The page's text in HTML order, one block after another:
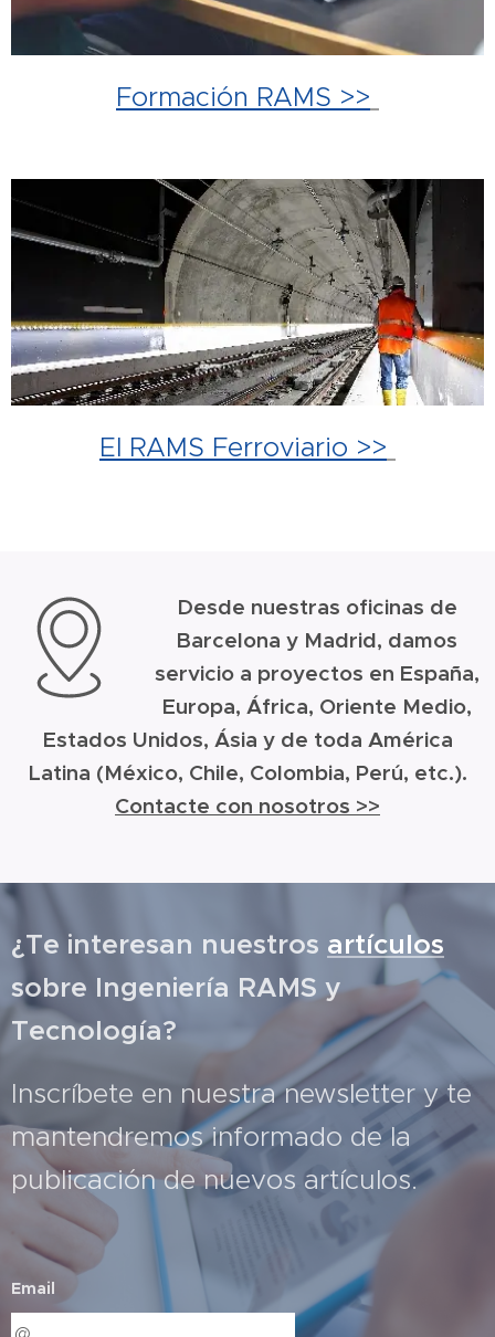
Formación RAMS >>
El RAMS Ferroviario >>
Desde nuestras oficinas de
Barcelona y Madrid, damos
servicio a proyectos en España,
Europa, África, Oriente Medio,
Estados Unidos, Ásia y de toda América
Latina (México, Chile, Colombia, Perú, etc.).
Contacte con nosotros >>
¿Te interesan nuestros artículos
sobre Ingeniería RAMS y
Tecnología?
Inscríbete en nuestra newsletter y te
mantendremos informado de la
publicación de nuevos artículos.
Email